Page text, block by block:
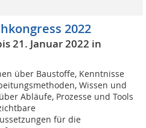
2022
21. Januar 2022 in
über Baustoffe, Kenntnisse
Wissen und
Abläufe, Prozesse und Tools
für die